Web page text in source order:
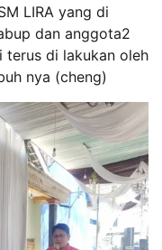
LIRA yang di
dan anggota2
terus di lakukan oleh
nya (cheng)